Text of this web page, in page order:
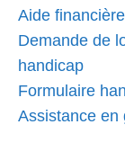
Aide
Demande de
handicap
Formulaire
Assistance en